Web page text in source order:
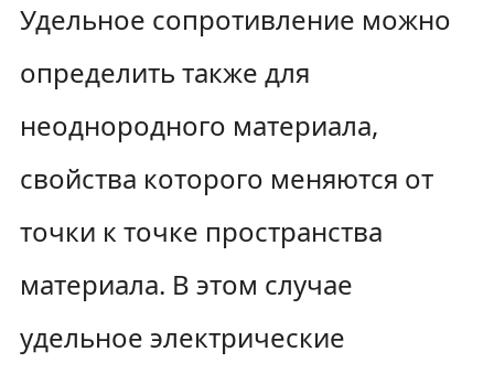
Удельное сопротивление можно
определить также для
неоднородного материала,
свойства которого меняются от
точки к точке пространства
материала. В этом случае
удельное электрические